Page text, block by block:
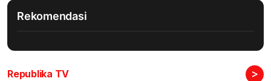
Rekomendasi
Republika TV >